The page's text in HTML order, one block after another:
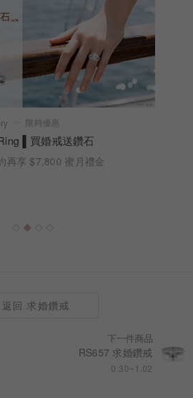
限時優惠
▌買婚戒送鑽石
再享 $7,800 蜜月禮金
下一件商品
RS657 求婚鑽戒
0.30~1.02
返回 求婚鑽戒